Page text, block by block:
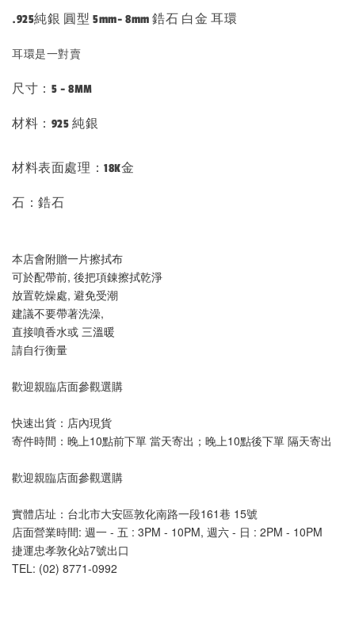
.925純銀 圓型 5mm- 8mm 鋯石 白金 耳環
耳環是一對賣
尺寸：5 - 8MM
材料：925 純銀
材料表面處理：18K金
石：鋯石
本店會附贈一片擦拭布
可於配帶前, 後把項錬擦拭乾淨
放置乾燥處, 避免受潮
建議不要帶著洗澡,
直接噴香水或 三溫暖
請自行衡量
歡迎親臨店面參觀選購
快速出貨：店內現貨
寄件時間：晚上10點前下單 當天寄出；晚上10點後下單 隔天寄出
歡迎親臨店面參觀選購
實體店址：台北市大安區敦化南路一段161巷 15號
店面營業時間: 週一 - 五 : 3PM - 10PM, 週六 - 日 : 2PM - 10PM
捷運忠孝敦化站7號出口
TEL: (02) 8771-0992